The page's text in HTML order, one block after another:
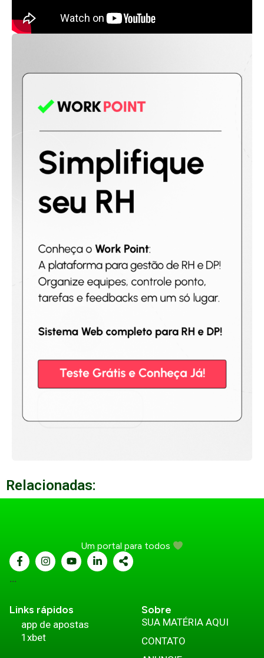
Relacionadas:
Um portal para todos
...
Links rápidos
app de apostas
1xbet
Sobre
SUA MATÉRIA AQUI
CONTATO